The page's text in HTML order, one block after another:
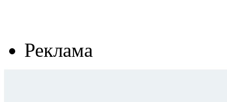
Реклама